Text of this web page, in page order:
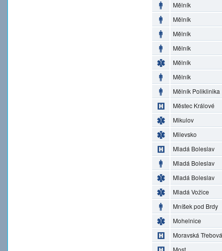
Mělník
Mělník
Mělník
Mělník
Mělník
Mělník
Mělník Poliklinika
Městec Králové
Mikulov
Milevsko
Mladá Boleslav
Mladá Boleslav
Mladá Boleslav
Mladá Vožice
Mníšek pod Brdy
Mohelnice
Moravská Třebová